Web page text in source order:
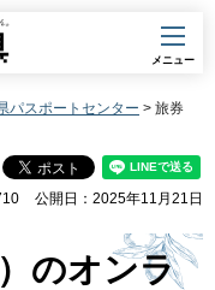
メニュー
パスポートセンター > 旅券
公開日：2025年11月21日
のオンラ